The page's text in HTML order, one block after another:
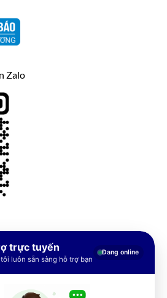
Zalo
trực tuyến
luôn sẵn sàng hỗ trợ bạn
Đang online